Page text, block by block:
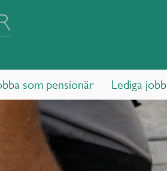
som pensionär Lediga jobb